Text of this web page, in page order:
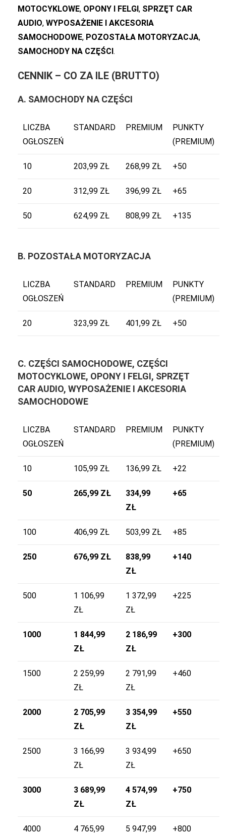
MOTOCYKLOWE, OPONY I FELGI, SPRZĘT CAR
AUDIO, WYPOSAŻENIE I AKCESORIA
SAMOCHODOWE, POZOSTAŁA MOTORYZACJA,
SAMOCHODY NA CZĘŚCI.
CENNIK – CO ZA ILE (BRUTTO)
A. SAMOCHODY NA CZĘŚCI
LICZBA
OGŁOSZEŃ
STANDARD PREMIUM
PUNKTY
(PREMIUM)
10 203,99 ZŁ 268,99 ZŁ +50
20 312,99 ZŁ 396,99 ZŁ +65
50 624,99 ZŁ 808,99 ZŁ +135
B. POZOSTAŁA MOTORYZACJA
LICZBA
OGŁOSZEŃ
STANDARD PREMIUM
PUNKTY
(PREMIUM)
20 323,99 ZŁ 401,99 ZŁ +50
C. CZĘŚCI SAMOCHODOWE, CZĘŚCI
MOTOCYKLOWE, OPONY I FELGI, SPRZĘT
CAR AUDIO, WYPOSAŻENIE I AKCESORIA
SAMOCHODOWE
LICZBA
OGŁOSZEŃ
STANDARD PREMIUM
PUNKTY
(PREMIUM)
10 105,99 ZŁ 136,99 ZŁ +22
50 265,99 ZŁ
334,99
ZŁ
+65
100 406,99 ZŁ 503,99 ZŁ +85
250 676,99 ZŁ
838,99
ZŁ
+140
500
1 106,99
ZŁ
1 372,99
ZŁ
+225
1000
1 844,99
ZŁ
2 186,99
ZŁ
+300
1500
2 259,99
ZŁ
2 791,99
ZŁ
+460
2000
2 705,99
ZŁ
3 354,99
ZŁ
+550
2500
3 166,99
ZŁ
3 934,99
ZŁ
+650
3000
3 689,99
ZŁ
4 574,99
ZŁ
+750
4000 4 765,99 5 947,99 +800